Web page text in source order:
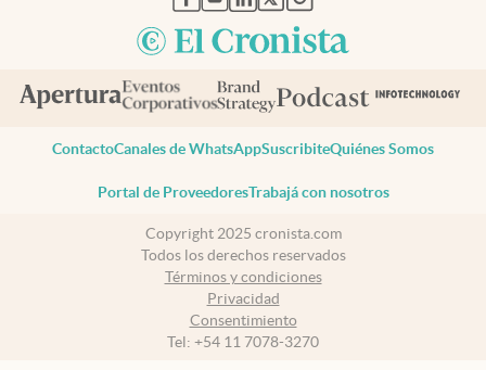
ContactoCanales de WhatsAppSuscribiteQuiénes Somos
Portal de ProveedoresTrabajá con nosotros
Copyright 2025 cronista.com
Todos los derechos reservados
Términos y condiciones
Privacidad
Consentimiento
Tel: +54 11 7078-3270